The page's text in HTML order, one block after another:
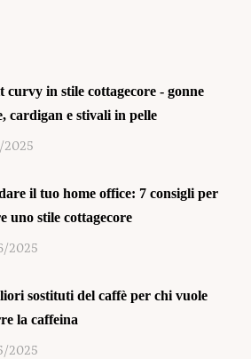
curvy in stile cottagecore - gonne
cardigan e stivali in pelle
2025
il tuo home office: 7 consigli per
uno stile cottagecore
2025
sostituti del caffè per chi vuole
la caffeina
2025